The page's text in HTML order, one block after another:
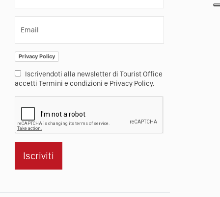
Email
Privacy Policy
Iscrivendoti alla newsletter di Tourist Office
accetti Termini e condizioni e Privacy Policy.
Iscriviti